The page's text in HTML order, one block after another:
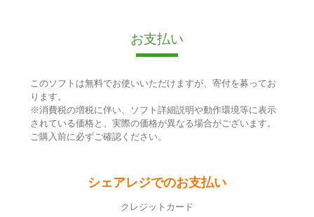
お支払い
このソフトは無料でお使いいただけますが、寄付を募ってお
ります。
※消費税の増税に伴い、ソフト詳細説明や動作環境等に表示
されている価格と、実際の価格が異なる場合がございます。
ご購入前に必ずご確認ください。
シェアレジでのお支払い
クレジットカード